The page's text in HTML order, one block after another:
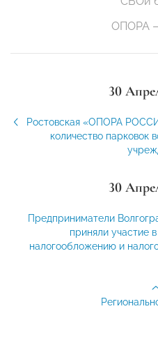
ОПОРА
30
Ростовская «ОПОРА
количество парковок
30
Предприниматели
приняли участие
налогообложению и